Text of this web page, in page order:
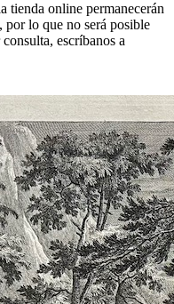
tienda online permanecerán
por lo que no será posible
escríbanos a